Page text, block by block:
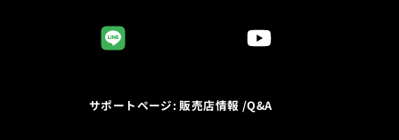
サポートページ: 販売店情報 /Q&A